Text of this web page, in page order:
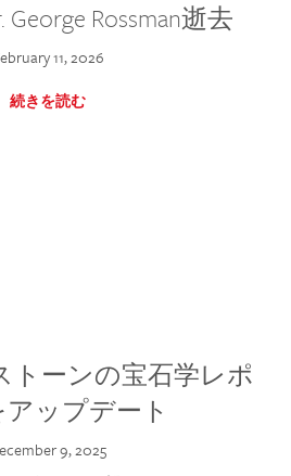
Rossman逝去
11, 2026
続きを読む
トーンの宝石学レポ
ップデート
9, 2025